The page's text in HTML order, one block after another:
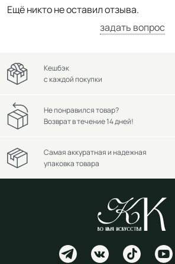
Ещё никто не оставил отзыва.
задать вопрос
Кешбэк
с каждой покупки
Не понравился товар?
Возврат в течение 14 дней!
Самая аккуратная и надежная
упаковка товара